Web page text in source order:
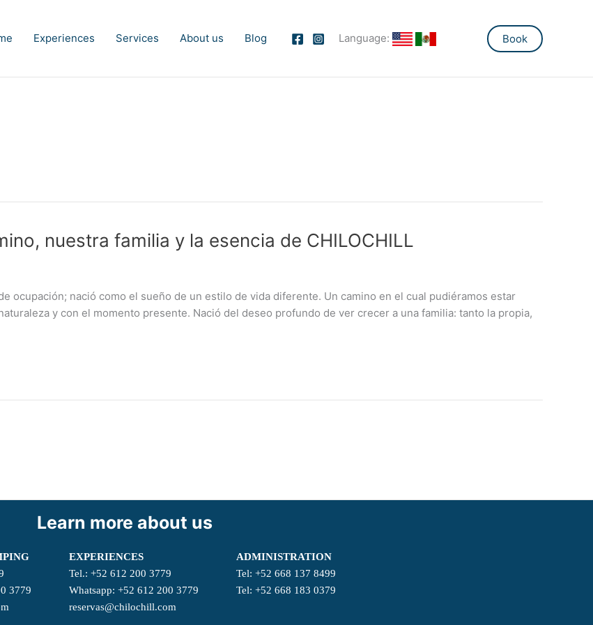
Experiences Services About us Blog Language: Book
nuestra familia y la esencia de CHILOCHILL
ocupación; nació como el sueño de un estilo de vida diferente. Un camino en el cual pudiéramos estar
y con el momento presente. Nació del deseo profundo de ver crecer a una familia: tanto la propia,
Learn more about us
3779
EXPERIENCES
Tel.: +52 612 200 3779
Whatsapp: +52 612 200 3779
reservas@chilochill.com
ADMINISTRATION
Tel: +52 668 137 8499
Tel: +52 668 183 0379